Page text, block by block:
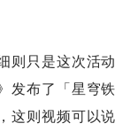
则只是这次活动
发布了「星穹铁
这则视频可以说